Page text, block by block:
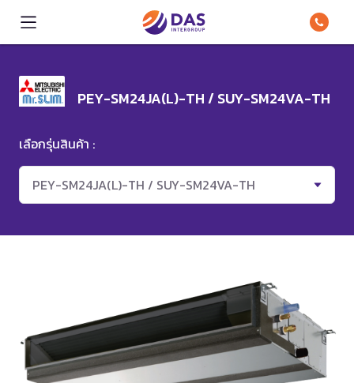
PEY-SM24JA(L)-TH / SUY-SM24VA-TH
เลือกรุ่นสินค้า :
PEY-SM24JA(L)-TH / SUY-SM24VA-TH